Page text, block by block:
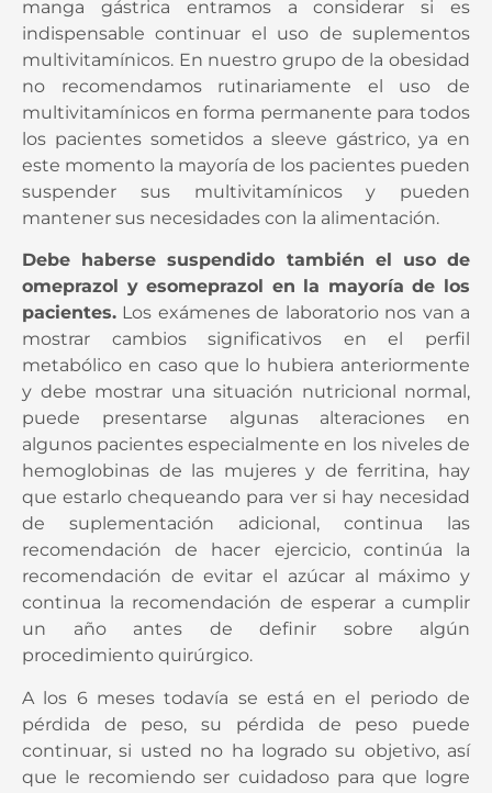
manga gástrica entramos a considerar si es
indispensable continuar el uso de suplementos
multivitamínicos. En nuestro grupo de la obesidad
no recomendamos rutinariamente el uso de
multivitamínicos en forma permanente para todos
los pacientes sometidos a sleeve gástrico, ya en
este momento la mayoría de los pacientes pueden
suspender sus multivitamínicos y pueden
mantener sus necesidades con la alimentación.
Debe haberse suspendido también el uso de
omeprazol y esomeprazol en la mayoría de los
pacientes. Los exámenes de laboratorio nos van a
mostrar cambios significativos en el perfil
metabólico en caso que lo hubiera anteriormente
y debe mostrar una situación nutricional normal,
puede presentarse algunas alteraciones en
algunos pacientes especialmente en los niveles de
hemoglobinas de las mujeres y de ferritina, hay
que estarlo chequeando para ver si hay necesidad
de suplementación adicional, continua las
recomendación de hacer ejercicio, continúa la
recomendación de evitar el azúcar al máximo y
continua la recomendación de esperar a cumplir
un año antes de definir sobre algún
procedimiento quirúrgico.
A los 6 meses todavía se está en el periodo de
pérdida de peso, su pérdida de peso puede
continuar, si usted no ha logrado su objetivo, así
que le recomiendo ser cuidadoso para que logre